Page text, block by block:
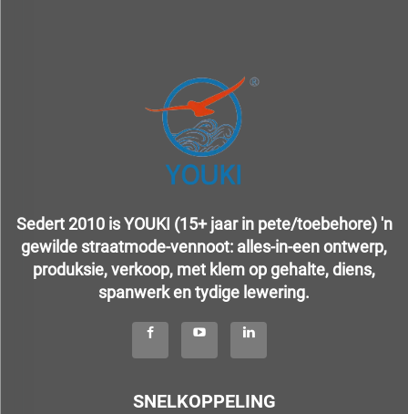
Sedert 2010 is YOUKI (15+ jaar in pete/toebehore) 'n
gewilde straatmode-vennoot: alles-in-een ontwerp,
produksie, verkoop, met klem op gehalte, diens,
spanwerk en tydige lewering.
SNELKOPPELING